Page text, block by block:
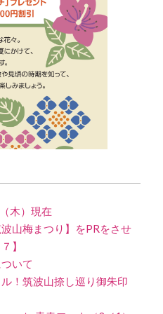
木）現在
山梅まつり】をPRをさせ
】
いて
！筑波山捺し巡り御朱印